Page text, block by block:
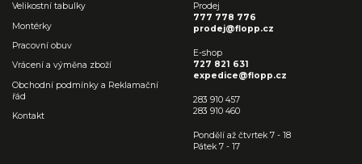
Velikostní tabulky
Montérky
Pracovní obuv
Vrácení a výměna zboží
Obchodní podmínky a Reklamační
řád
Kontakt
Prodej
777 778 776
prodej@flopp.cz
E-shop
727 821 631
expedice@flopp.cz
283 910 457
283 910 460
Pondělí až čtvrtek 7 - 18
Pátek 7 - 17